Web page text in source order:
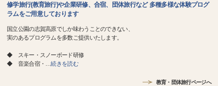
修学旅行(教育旅行)や企業研修、合宿、団体旅行など 多種多様な体験プログ
ラムをご用意しております
国立公園の志賀高原でしか味わうことのできない、
実のあるプログラムを多数ご提供いたします。
◆ スキー・スノーボード研修
◆ 音楽合宿・
…続きを読む
教育・団体旅行ページへ